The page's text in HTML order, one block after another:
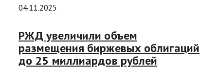
04.11.2025
РЖД увеличили объем
размещения биржевых облигаций
до 25 миллиардов рублей